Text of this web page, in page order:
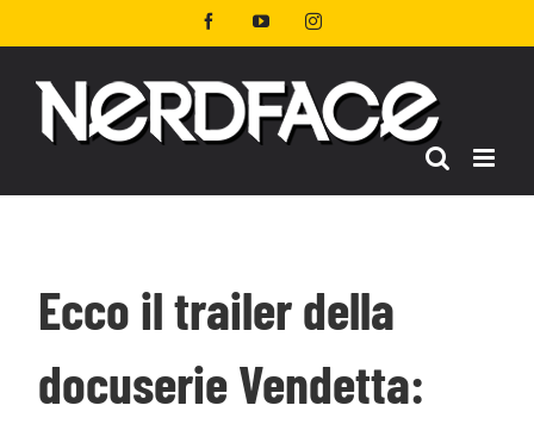
al
FacebookYouTubeInstagram
Ecco il trailer della
docuserie Vendetta: